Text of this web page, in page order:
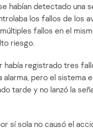
habían detectado una
los fallos de los
fallos en el
riesgo.
había registrado tres
pero el sistema
tarde y no lanzó la
sí sola no causó el